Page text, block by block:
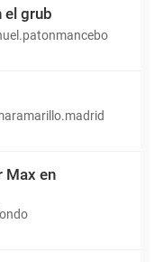
el grub
Max en